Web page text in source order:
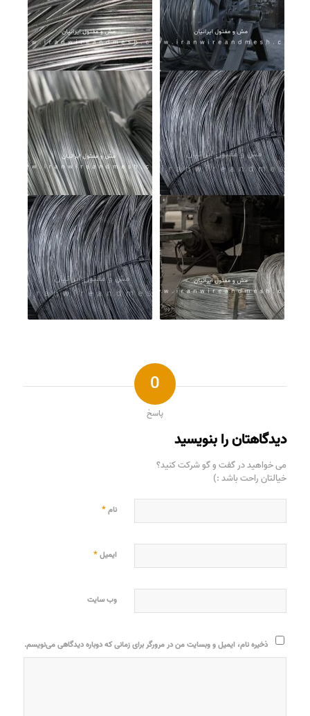
0
پاسخ
دیدگاهتان را بنویسید
می خواهید در گفت و گو شرکت کنید؟
خیالتان راحت باشد :)
نام*
ایمیل*
وب‌ سایت
ذخیره نام، ایمیل و وبسایت من در مرورگر برای زمانی که دوباره دیدگاهی می‌نویسم.